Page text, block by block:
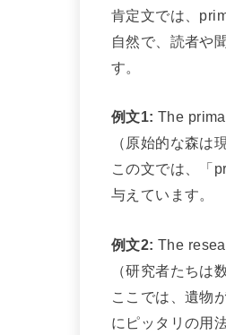
肯定文では、
自然で、読者や
す。
例文1: The
（原始的な森は
この文では、「
与えています。
例文2: The
（研究者たちは
ここでは、遺物
にピッタリの用